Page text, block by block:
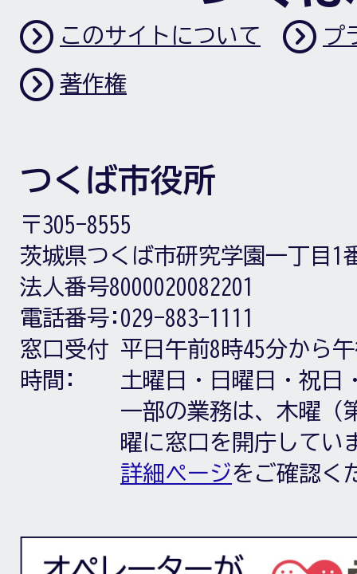
このサイトについて プ
著作権
つくば市役所
〒305-8555
茨城県つくば市研究学園一丁目1
法人番号8000020082201
電話番号: 029-883-1111
窓口受付
時間:
平日午前8時45分から
土曜日・日曜日・祝日
一部の業務は、木曜（
曜に窓口を開庁してい
詳細ページをご確認く